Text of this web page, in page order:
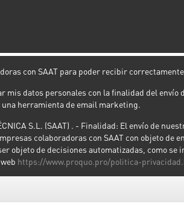
con SAAT para poder recibir
mis datos personales con la finalidad del
herramienta de email marketing.
S.L. (SAAT) . - Finalidad: El envío de
colaboradoras con SAAT con objeto
objeto de decisiones automatizadas, como
https://www.proquo.pro/politica-